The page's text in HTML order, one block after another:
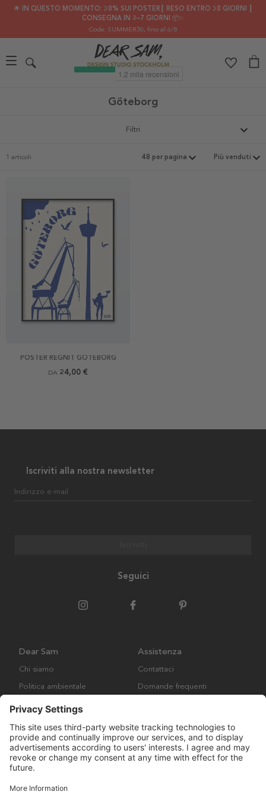
🌟 IN QUESTO MOMENTO: 30% SUI POSTER┃ RESO ENTRO 30 GIORNI ┃
CONSEGNA IN 2–7 GIORNI 📦✨
Code: SUMMER30, fino al 6/8
Göteborg
Filtri
1 articoli
POSTER REGNIT GÖTEBORG
DA 24,00 €
Iscriviti alla nostra newsletter
Indirizzo e-mail
Seguici
Dear Sam
Chi siamo
Politica ambientale
Collaborazione
Assistenza
Contattaci
Domande frequenti